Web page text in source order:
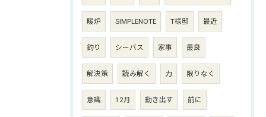
暖炉 SIMPLENOTE T様邸 最近
釣り シーバス 家事 最良
解決策 読み解く 力 限りなく
意識 12月 動き出す 前に